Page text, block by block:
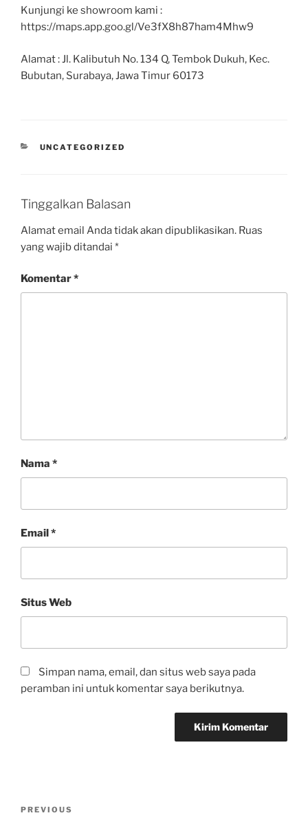
Kunjungi ke showroom kami :
https://maps.app.goo.gl/Ve3fX8h87ham4Mhw9
Alamat : Jl. Kalibutuh No. 134 Q, Tembok Dukuh, Kec.
Bubutan, Surabaya, Jawa Timur 60173
UNCATEGORIZED
Tinggalkan Balasan
Alamat email Anda tidak akan dipublikasikan. Ruas
yang wajib ditandai *
Komentar*
Nama *
Email*
Situs Web
Simpan nama, email, dan situs web saya pada
peramban ini untuk komentar saya berikutnya.
PREVIOUS